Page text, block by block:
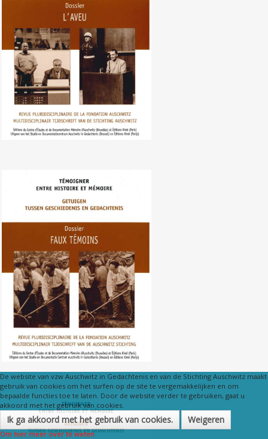
Nr. 107 (06/2010) De bekentenis
Nr. 106 (03/2010) Valse getuigen
De website van vzw Auschwitz in Gedachtenis en van de Stichting Auschwitz maakt
gebruik van cookies om het surfen op de site te vergemakkelijken en om
bepaalde functies toe te laten. Door de website verder te gebruiken, gaat u
akkoord met het gebruik van cookies.
Ik ga akkoord met het gebruik van cookies. Weigeren
Om hier meer over te weten